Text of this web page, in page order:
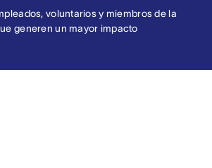
voluntarios y miembros de la
generen un mayor impacto